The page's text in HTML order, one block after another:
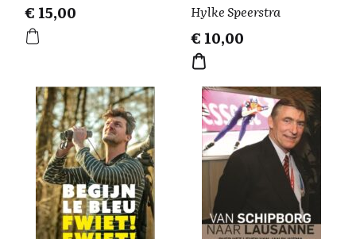
€ 15,00
Hylke Speerstra
€ 10,00